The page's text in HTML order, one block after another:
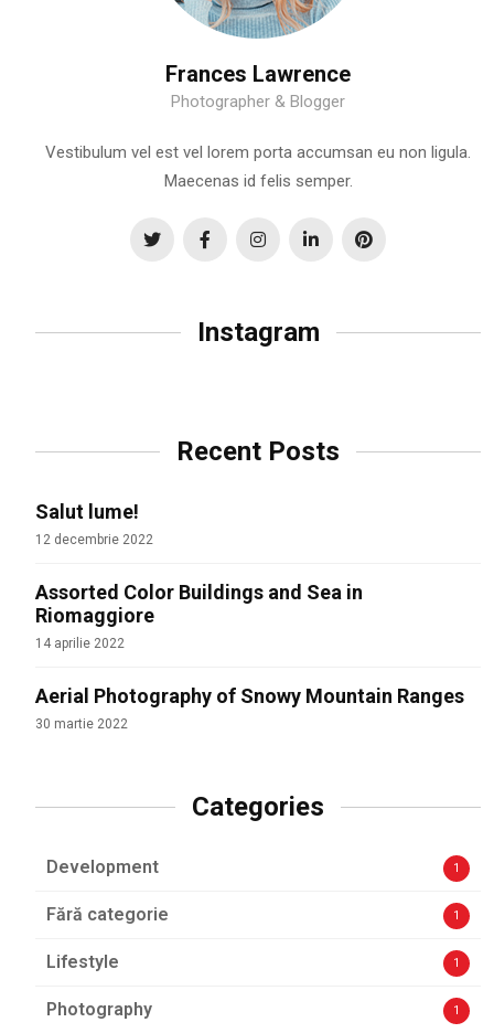
Frances Lawrence
Photographer & Blogger
Vestibulum vel est vel lorem porta accumsan eu non ligula.
Maecenas id felis semper.
Instagram
Recent Posts
Salut lume!
12 decembrie 2022
Assorted Color Buildings and Sea in
Riomaggiore
14 aprilie 2022
Aerial Photography of Snowy Mountain Ranges
30 martie 2022
Categories
Development 1
Fără categorie 1
Lifestyle 1
Photography 1